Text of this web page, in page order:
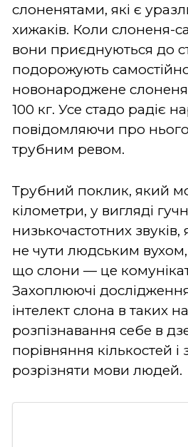
слоненятами, які є
хижаків. Коли слоненя-
вони приєднуються до
подорожують
новонароджене
100 кг. Усе стадо радіє
повідомляючи про
трубним ревом.
Трубний поклик, який
кілометри, у вигляді
низькочастотних звуків,
не чути людським
що слони — це
Захоплюючі
інтелект слона в таких
розпізнавання себе в
порівняння кількостей і
розрізняти мови людей.